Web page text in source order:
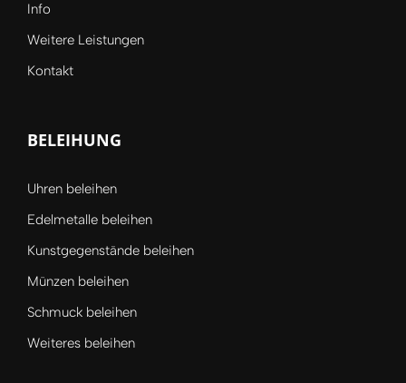
Info
Weitere Leistungen
Kontakt
BELEIHUNG
Uhren beleihen
Edelmetalle beleihen
Kunstgegenstände beleihen
Münzen beleihen
Schmuck beleihen
Weiteres beleihen